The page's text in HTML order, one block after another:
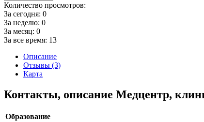
Количество просмотров:
За сегодня: 0
За неделю: 0
За месяц: 0
За все время: 13
Описание
Отзывы (3)
Карта
Контакты, описание Медцентр,
Образование